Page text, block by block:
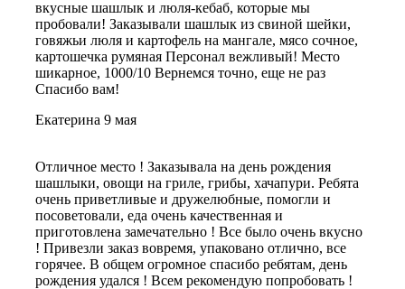
вкусные шашлык и люля-кебаб, которые мы
пробовали! Заказывали шашлык из свиной шейки,
говяжьи люля и картофель на мангале, мясо сочное,
картошечка румяная Персонал вежливый! Место
шикарное, 1000/10 Вернемся точно, еще не раз
Спасибо вам!
Екатерина 9 мая
Отличное место ! Заказывала на день рождения
шашлыки, овощи на гриле, грибы, хачапури. Ребята
очень приветливые и дружелюбные, помогли и
посоветовали, еда очень качественная и
приготовлена замечательно ! Все было очень вкусно
! Привезли заказ вовремя, упаковано отлично, все
горячее. В общем огромное спасибо ребятам, день
рождения удался ! Всем рекомендую попробовать !